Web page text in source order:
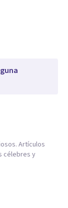
Artículos
célebres y